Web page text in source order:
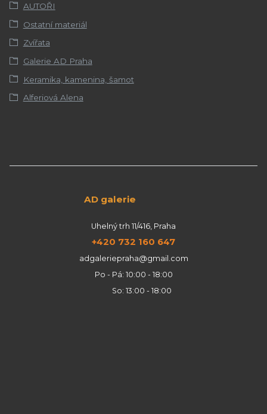
AUTOŘI
Ostatní materiál
Zvířata
Galerie AD Praha
Keramika, kamenina, šamot
Alferiová Alena
AD galerie
Uhelný trh 11/416, Praha
+420 732 160 647
adgaleriepraha@gmail.com
Po - Pá: 10:00 - 18:00
So: 13:00 - 18:00